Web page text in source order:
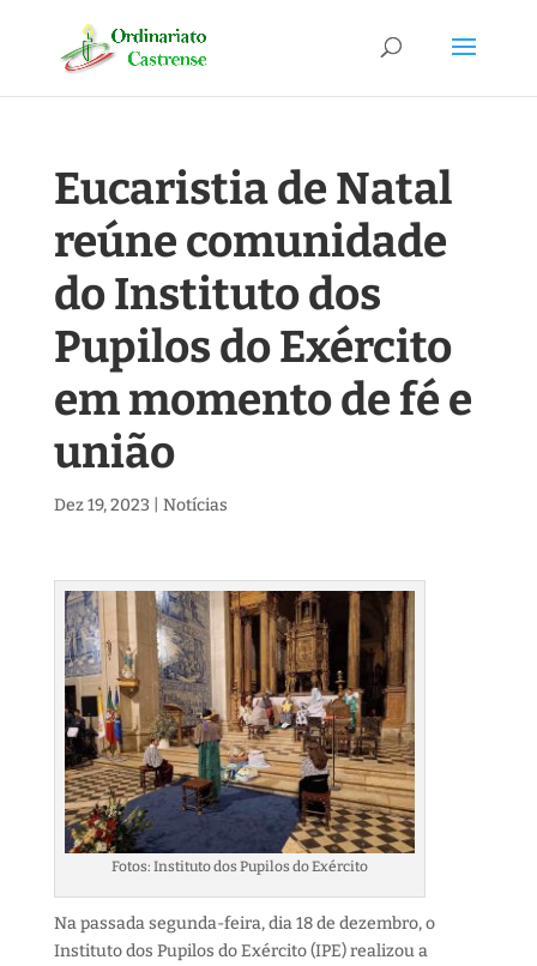
Eucaristia de Natal
reúne comunidade
do Instituto dos
Pupilos do Exército
em momento de fé e
união
Dez 19, 2023 Notícias
Fotos: Instituto dos Pupilos do Exército
Na passada segunda-feira, dia 18 de dezembro, o
Instituto dos Pupilos do Exército (IPE) realizou a